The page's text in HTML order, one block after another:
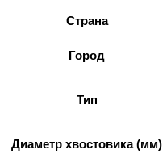
Страна
Город
Тип
Диаметр хвостовика (мм)